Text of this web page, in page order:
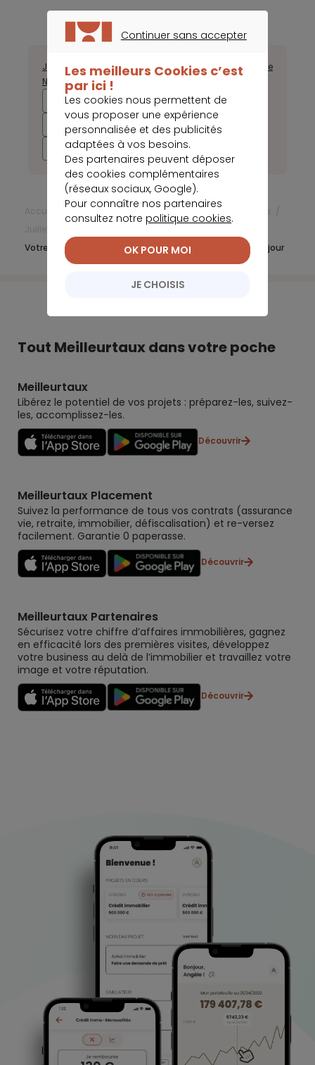
2025 2024 2023
2022
2020 2019
2018
2017
JanvierFévrierMarsAvrilMai Juin AoûtSeptembreOctobre
NovembreDécembre
Frais bancaires
Actualités Frais bancaires
Votre carte liée à Apple Pay peut nécessiter une mise à jour
Tout Meilleurtaux dans votre poche
Meilleurtaux
Libérez le potentiel de vos projets : préparez-les, suivez-
les, accomplissez-les.
Découvrir
Meilleurtaux Placement
Suivez la performance de tous vos contrats (assurance
vie, retraite, immobilier, défiscalisation) et re-versez
facilement. Garantie 0 paperasse.
Découvrir
Meilleurtaux Partenaires
Sécurisez votre chiffre d’affaires immobilières, gagnez
en efficacité lors des premières visites, développez
votre business au delà de l’immobilier et travaillez votre
image et votre réputation.
Découvrir
Continuer sans accepter
Les meilleurs Cookies c’est
par ici !
Les cookies nous permettent de
vous proposer une expérience
personnalisée et des publicités
adaptées à vos besoins.
Des partenaires peuvent déposer
des cookies complémentaires
(réseaux sociaux, Google).
Pour connaître nos partenaires
consultez notre politique cookies.
JE CHOISIS
OK POUR MOI